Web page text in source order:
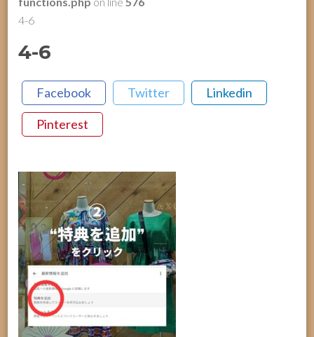
4-6
4-6
Facebook Twitter Linkedin
Pinterest